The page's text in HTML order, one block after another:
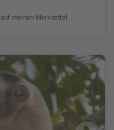
auf meinen Merkzettel